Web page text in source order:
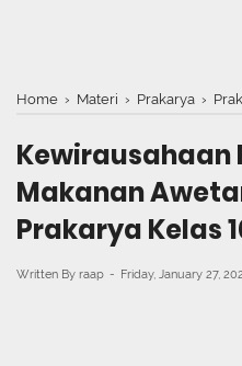
Home › Materi › Prakarya ›
Kewirausahaan
Makanan
Prakarya Kelas
Written By raap Friday, January 27,